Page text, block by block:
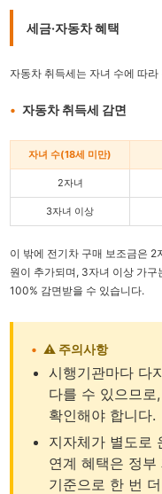
세금·자동차 혜택
자동차 취득세는 자녀 수에 따
자동차 취득세 감면
자녀 수(18세 미만)
2자녀
3자녀 이상
이 밖에 전기차 구매 보조금은
원이 추가되며, 3자녀 이상 가
100% 감면받을 수 있습니다.
⚠️ 주의사항
시행기관마다 다
다를 수 있으므
확인해야 합니다.
지자체가 별도로
연계 혜택은 정부
기준으로 한 번